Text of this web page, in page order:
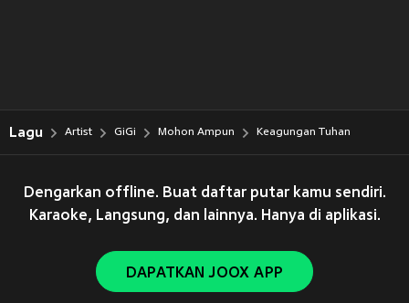
Lagu Artist GiGi Mohon Ampun Keagungan Tuhan
Dengarkan offline. Buat daftar putar kamu sendiri.
Karaoke, Langsung, dan lainnya. Hanya di aplikasi.
DAPATKAN JOOX APP